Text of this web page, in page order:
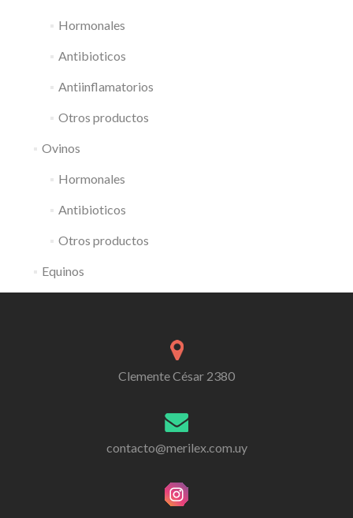
Hormonales
Antibioticos
Antiinflamatorios
Otros productos
Ovinos
Hormonales
Antibioticos
Otros productos
Equinos
Clemente César 2380
contacto@merilex.com.uy